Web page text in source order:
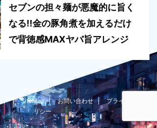
セブンの担々麺が悪魔的に旨く
なる!!金の豚角煮を加えるだけ
で背徳感MAXヤバ旨アレンジ
ト SiteMap お問い合わせ
プライバシーポ
リシー